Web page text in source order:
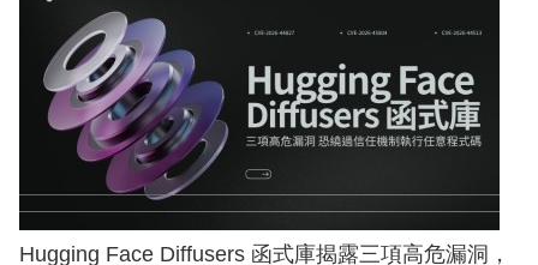
Hugging Face Diffusers 函式庫揭露三項高危漏洞，